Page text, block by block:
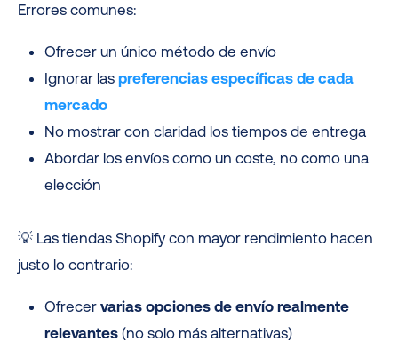
Errores comunes:
Ofrecer un único método de envío
Ignorar las preferencias específicas de cada
mercado
No mostrar con claridad los tiempos de entrega
Abordar los envíos como un coste, no como una
elección
💡 Las tiendas Shopify con mayor rendimiento hacen
justo lo contrario:
Ofrecer varias opciones de envío realmente
relevantes (no solo más alternativas)